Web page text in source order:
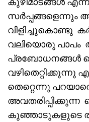
സർപ്പങ്ങളെന്നും
വിളിച്ചുകൊണ്ടു
വലിയൊരു പാപം
പ്രബോധനങ്ങൾ
വഴിതെറ്റിക്കുന്നു
തെറ്റെന്നു
അവതരിപ്പിക്കുന്ന
കുഞ്ഞാടുകളുടെ